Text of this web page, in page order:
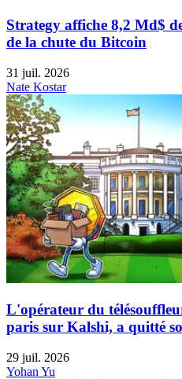
Strategy affiche 8,2 Md$
de la chute du Bitcoin
31 juil. 2026
Nate Kostar
L'opérateur du
paris sur Kalshi, a quitté
29 juil. 2026
Yohan Yu